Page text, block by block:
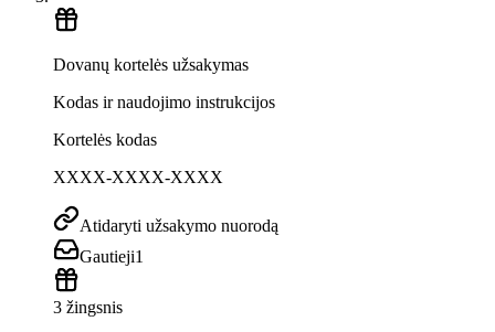
Dovanų kortelės užsakymas
Kodas ir naudojimo instrukcijos
Kortelės kodas
XXXX-XXXX-XXXX
Atidaryti užsakymo nuorodą
Gautieji1
3 žingsnis